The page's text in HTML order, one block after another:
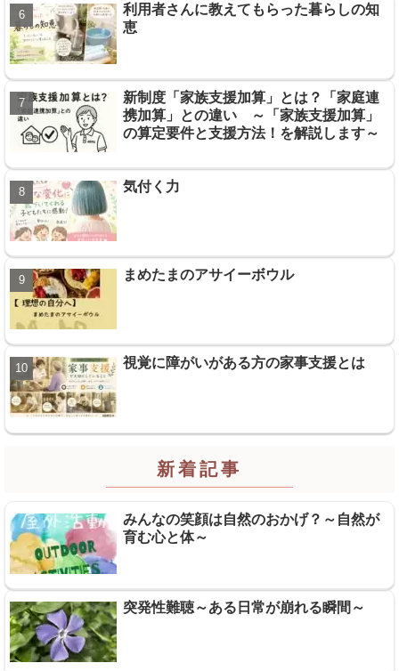
利用者さんに教えてもらった暮らしの知
恵
新制度「家族支援加算」とは？「家庭連
携加算」との違い ～「家族支援加算」
の算定要件と支援方法！を解説します～
気付く力
まめたまのアサイーボウル
視覚に障がいがある方の家事支援とは
新着記事
みんなの笑顔は自然のおかげ？～自然が
育む心と体～
突発性難聴～ある日常が崩れる瞬間～